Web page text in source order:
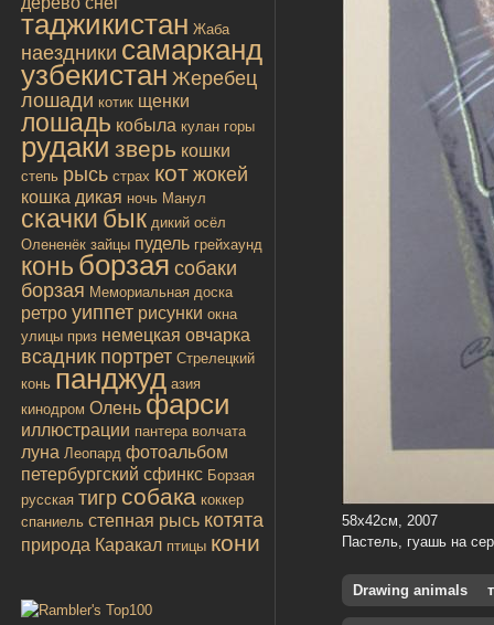
таджикистан Жаба
наездники самарканд
узбекистан Жеребец
лошади котик щенки
лошадь кобыла кулан горы
рудаки зверь кошки
степь рысь страх кот жокей
кошка дикая ночь Манул
скачки бык дикий осёл
Олененёк зайцы пудель грейхаунд
конь борзая собаки
борзая Мемориальная доска
ретро уиппет рисунки окна
улицы приз немецкая овчарка
всадник портрет Стрелецкий
конь панджуд азия
кинодром Олень фарси
иллюстрации пантера волчата
луна Леопард фотоальбом
петербургский сфинкс Борзая
русская тигр собака коккер
спаниель степная рысь котята
природа Каракал птицы кони
58х42см, 2007
Пастель, гуашь на
Drawing animals